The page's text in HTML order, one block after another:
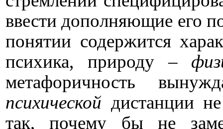
ввести дополняющие его
понятии содержится
психика, природу –
метафоричность
психической дистанции
так, почему бы не